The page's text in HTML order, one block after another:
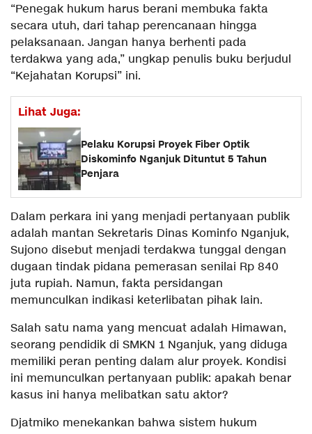
“Penegak hukum harus berani membuka fakta
secara utuh, dari tahap perencanaan hingga
pelaksanaan. Jangan hanya berhenti pada
terdakwa yang ada,” ungkap penulis buku berjudul
“Kejahatan Korupsi” ini.
Lihat Juga:
Pelaku Korupsi Proyek Fiber Optik
Diskominfo Nganjuk Dituntut 5 Tahun
Penjara
Dalam perkara ini yang menjadi pertanyaan publik
adalah mantan Sekretaris Dinas Kominfo Nganjuk,
Sujono disebut menjadi terdakwa tunggal dengan
dugaan tindak pidana pemerasan senilai Rp 840
juta rupiah. Namun, fakta persidangan
memunculkan indikasi keterlibatan pihak lain.
Salah satu nama yang mencuat adalah Himawan,
seorang pendidik di SMKN 1 Nganjuk, yang diduga
memiliki peran penting dalam alur proyek. Kondisi
ini memunculkan pertanyaan publik: apakah benar
kasus ini hanya melibatkan satu aktor?
Djatmiko menekankan bahwa sistem hukum